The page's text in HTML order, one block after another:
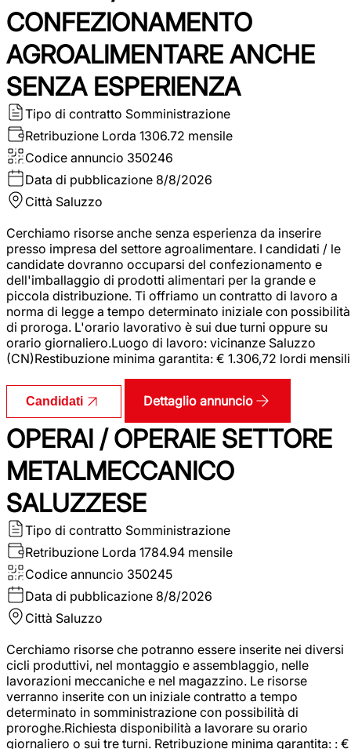
CONFEZIONAMENTO
AGROALIMENTARE ANCHE
SENZA ESPERIENZA
Tipo di contratto Somministrazione
Retribuzione Lorda 1306.72 mensile
Codice annuncio 350246
Data di pubblicazione 8/8/2026
Città Saluzzo
Cerchiamo risorse anche senza esperienza da inserire
presso impresa del settore agroalimentare. I candidati / le
candidate dovranno occuparsi del confezionamento e
dell'imballaggio di prodotti alimentari per la grande e
piccola distribuzione. Ti offriamo un contratto di lavoro a
norma di legge a tempo determinato iniziale con possibilità
di proroga. L'orario lavorativo è sui due turni oppure su
orario giornaliero.Luogo di lavoro: vicinanze Saluzzo
(CN)Restibuzione minima garantita: € 1.306,72 lordi mensili
Candidati Dettaglio annuncio
OPERAI / OPERAIE SETTORE
METALMECCANICO
SALUZZESE
Tipo di contratto Somministrazione
Retribuzione Lorda 1784.94 mensile
Codice annuncio 350245
Data di pubblicazione 8/8/2026
Città Saluzzo
Cerchiamo risorse che potranno essere inserite nei diversi
cicli produttivi, nel montaggio e assemblaggio, nelle
lavorazioni meccaniche e nel magazzino. Le risorse
verranno inserite con un iniziale contratto a tempo
determinato in somministrazione con possibilità di
proroghe.Richiesta disponibilità a lavorare su orario
giornaliero o sui tre turni. Retribuzione minima garantita: : €